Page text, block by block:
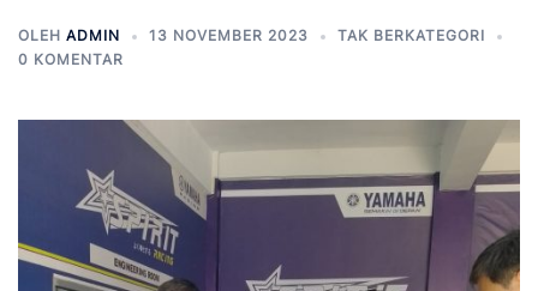
OLEH ADMIN 13 NOVEMBER 2023
TAK BERKATEGORI
0 KOMENTAR